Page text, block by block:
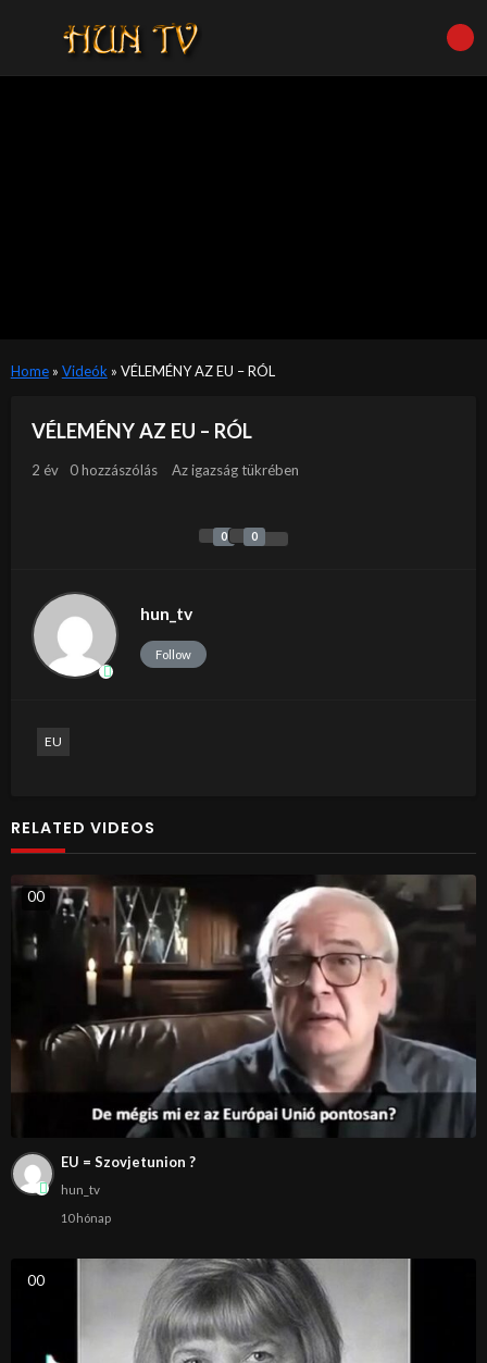
Home» Videók » VÉLEMÉNY AZ EU – RÓL
VÉLEMÉNY AZ EU – RÓL
2 év 0 hozzászólás Az igazság tükrében
0 0
hun_tv
Follow
EU
RELATED VIDEOS
00
EU = Szovjetunion ?
hun_tv
10 hónap
00